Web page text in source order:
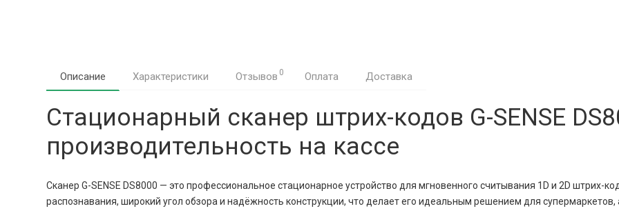
Описание Характеристики Отзывов 0 Оплата Доставка
Стационарный сканер штрих-кодов G-SENSE
производительность на кассе
Сканер G-SENSE DS8000 — это профессиональное стационарное устройство для мгновенного считывания 1D и 2D штрих-
распознавания, широкий угол обзора и надёжность конструкции, что делает его идеальным решением для супермаркетов,